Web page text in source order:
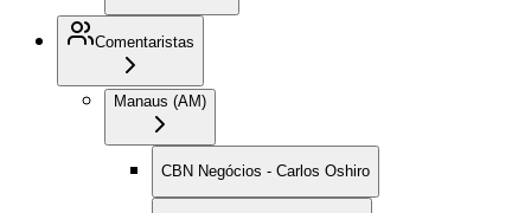
Comentaristas
Manaus (AM)
CBN Negócios - Carlos Oshiro